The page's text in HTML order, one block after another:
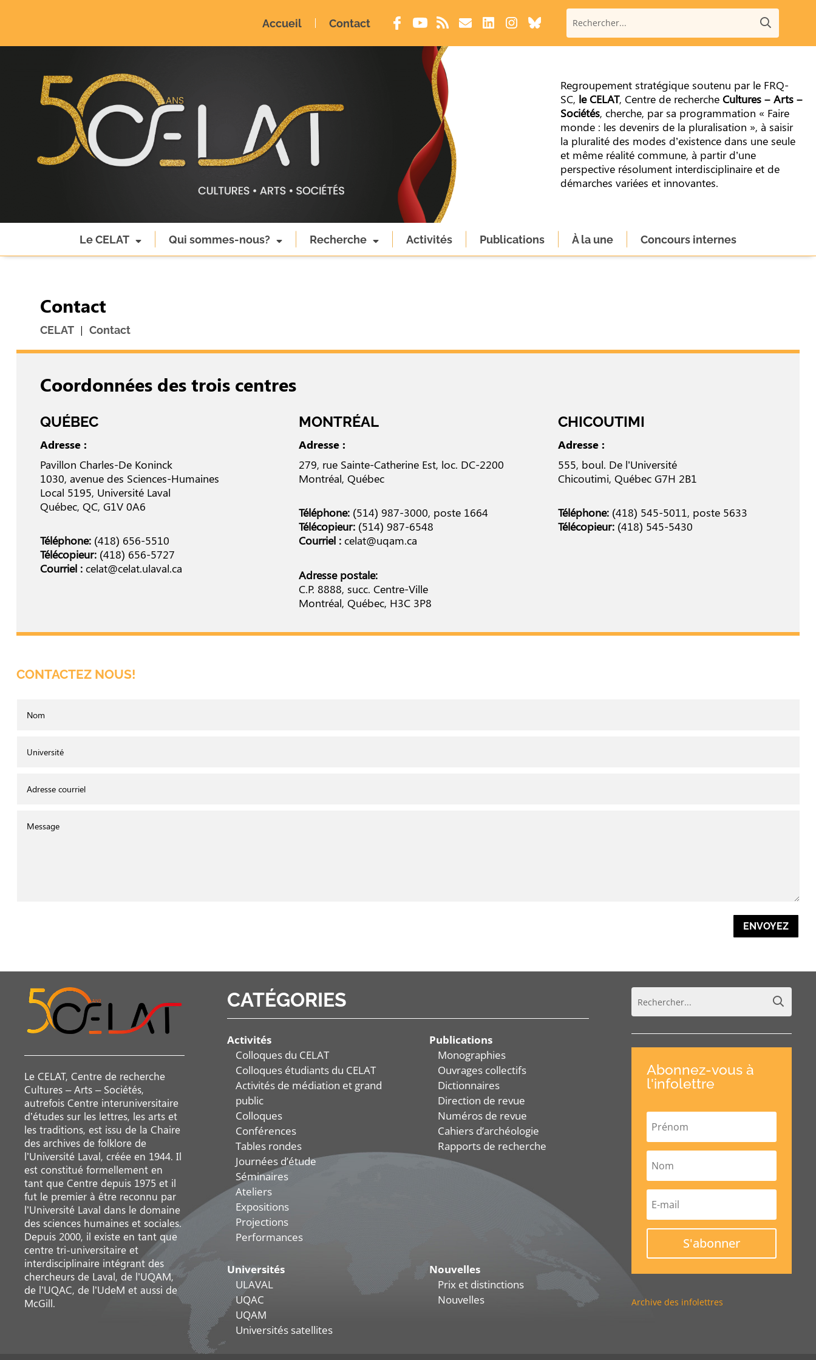
Accueil Contact
Regroupement stratégique soutenu par le FRQ-
SC, le CELAT, Centre de recherche Cultures – Arts –
Sociétés, cherche, par sa programmation « Faire
monde : les devenirs de la pluralisation », à saisir
la pluralité des modes d’existence dans une seule
et même réalité commune, à partir d’une
perspective résolument interdisciplinaire et de
démarches variées et innovantes.
Le CELAT Qui sommes-nous? Recherche Activités Publications À la une Concours internes
Contact
CELAT | Contact
Coordonnées des trois centres
QUÉBEC
Adresse :
Pavillon Charles-De Koninck
1030, avenue des Sciences-Humaines
Local 5195, Université Laval
Québec, QC, G1V 0A6
Téléphone: (418) 656-5510
Télécopieur: (418) 656-5727
Courriel : celat@celat.ulaval.ca
MONTRÉAL
Adresse :
279, rue Sainte-Catherine Est, loc. DC-2200
Montréal, Québec
Téléphone: (514) 987-3000, poste 1664
Télécopieur: (514) 987-6548
Courriel : celat@uqam.ca
Adresse postale:
C.P. 8888, succ. Centre-Ville
Montréal, Québec, H3C 3P8
CHICOUTIMI
Adresse :
555, boul. De l’Université
Chicoutimi, Québec G7H 2B1
Téléphone: (418) 545-5011, poste 5633
Télécopieur: (418) 545-5430
CONTACTEZ NOUS!
ENVOYEZ
Le CELAT, Centre de recherche
Cultures – Arts – Sociétés,
autrefois Centre interuniversitaire
d’études sur les lettres, les arts et
les traditions, est issu de la Chaire
des archives de folklore de
l’Université Laval, créée en 1944. Il
est constitué formellement en
tant que Centre depuis 1975 et il
fut le premier à être reconnu par
l’Université Laval dans le domaine
des sciences humaines et sociales.
Depuis 2000, il existe en tant que
centre tri-universitaire et
interdisciplinaire intégrant des
chercheurs de Laval, de l’UQAM,
de l’UQAC, de l’UdeM et aussi de
McGill.
CATÉGORIES
Activités
Colloques du CELAT
Colloques étudiants du CELAT
Activités de médiation et grand
public
Colloques
Conférences
Tables rondes
Journées d’étude
Séminaires
Ateliers
Expositions
Projections
Performances
Publications
Monographies
Ouvrages collectifs
Dictionnaires
Direction de revue
Numéros de revue
Cahiers d’archéologie
Rapports de recherche
Universités
ULAVAL
UQAC
UQAM
Universités satellites
Nouvelles
Prix et distinctions
Nouvelles
Abonnez-vous à
l'infolettre
S'abonner
Archive des infolettres